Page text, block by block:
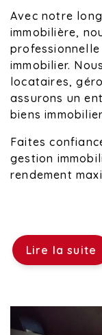
Avec notre
immobilière,
immobilier.
locataires,
assurons un
biens
Faites
gestion
rendement
Lire la suite